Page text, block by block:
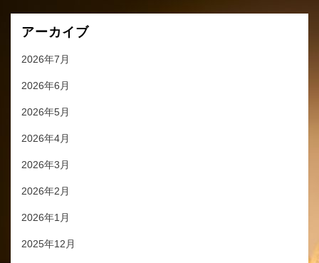
アーカイブ
2026年7月
2026年6月
2026年5月
2026年4月
2026年3月
2026年2月
2026年1月
2025年12月